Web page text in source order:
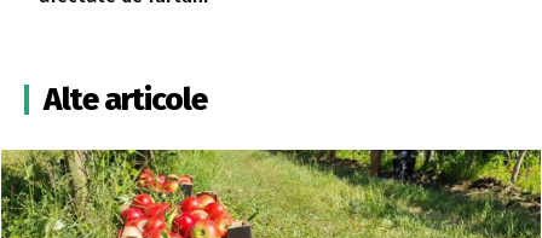
Alte articole